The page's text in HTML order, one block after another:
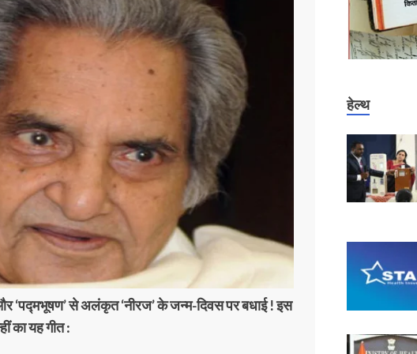
‘पद्मभूषण’ से अलंकृत ‘नीरज’ के जन्म-दिवस पर बधाई ! इस
का यह गीत :
हेल्थ